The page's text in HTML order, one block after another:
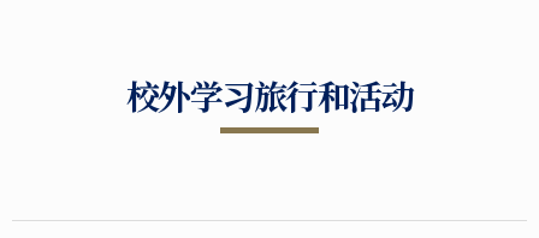
校外学习旅行和活动